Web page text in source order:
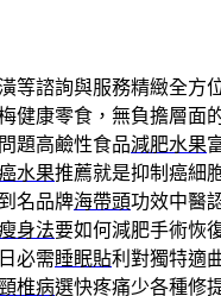
等諮詢與服務精緻全方
健康零食，無負擔層面
題高鹼性食品減肥水果
水果推薦就是抑制癌細
名品牌海帶頭功效中醫
身法要如何減肥手術恢
必需睡眠貼利對獨特適
椎病選快疼痛少各種修